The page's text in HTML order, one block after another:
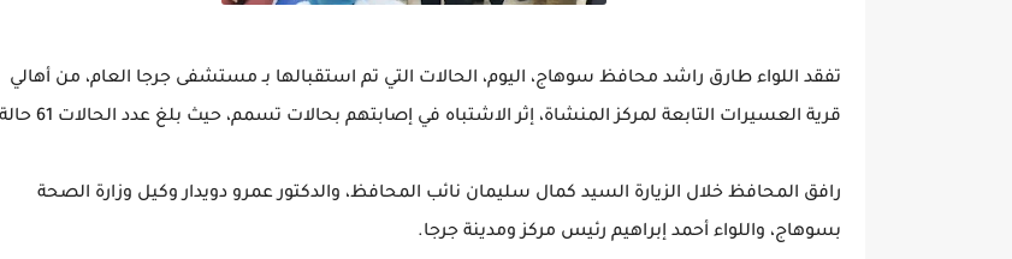
تفقد اللواء طارق راشد محافظ سوهاج، اليوم، الحالات التي تم استقبالها بـ مستشفى جرجا العام، من أهالي
قرية العسيرات التابعة لمركز المنشاة، إثر الاشتباه في إصابتهم بحالات تسمم، حيث بلغ عدد الحالات 61 حالة.
رافق المحافظ خلال الزيارة السيد كمال سليمان نائب المحافظ، والدكتور عمرو دويدار وكيل وزارة الصحة
بسوهاج، واللواء أحمد إبراهيم رئيس مركز ومدينة جرجا.